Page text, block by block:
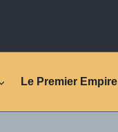
Le Premier Empire